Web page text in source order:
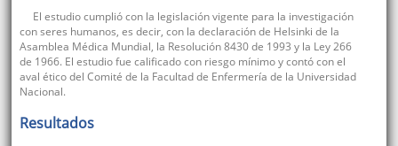
El estudio cumplió con la legislación vigente para la investigación
con seres humanos, es decir, con la declaración de Helsinki de la
Asamblea Médica Mundial, la Resolución 8430 de 1993 y la Ley 266
de 1966. El estudio fue calificado con riesgo mínimo y contó con el
aval ético del Comité de la Facultad de Enfermería de la Universidad
Nacional.
Resultados